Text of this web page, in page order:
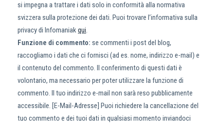
si impegna a trattare i dati solo in conformità alla normativa
svizzera sulla protezione dei dati. Puoi trovare l’informativa sulla
privacy di Infomaniakqui.
Funzione di commento: se commenti i post del blog,
raccogliamo i dati che ci fornisci (ad es. nome, indirizzo e-mail) e
il contenuto del commento. Il conferimento di questi dati è
volontario, ma necessario per poter utilizzare la funzione di
commento. Il tuo indirizzo e-mail non sarà reso pubblicamente
accessibile. [E-Mail-Adresse] Puoi richiedere la cancellazione del
tuo commento e dei tuoi dati in qualsiasi momento inviandoci